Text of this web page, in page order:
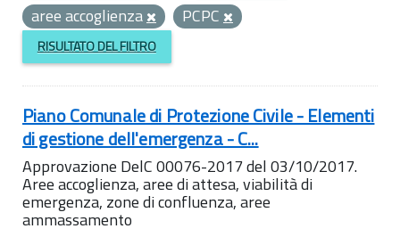
aree accoglienza
PCPC
RISULTATO DEL FILTRO
Piano Comunale di Protezione Civile - Elementi
di gestione dell'emergenza - C...
Approvazione DelC 00076-2017 del 03/10/2017.
Aree accoglienza, aree di attesa, viabilità di
emergenza, zone di confluenza, aree
ammassamento